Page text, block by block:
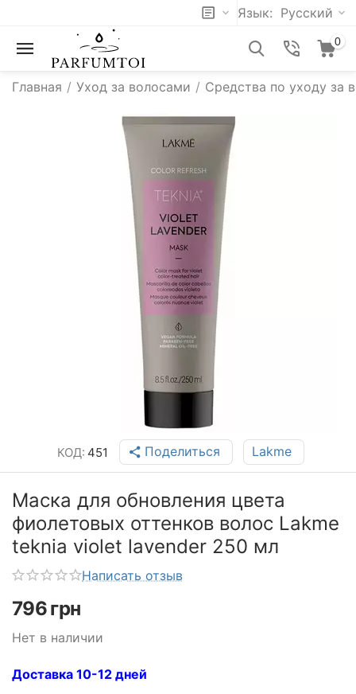
Язык: Русский
0
Главная / Уход за волосами / Средства по уходу за
КОД: 451 Поделиться Lakme
Маска для обновления цвета
фиолетовых оттенков волос Lakme
teknia violet lavender 250 мл
Написать отзыв
796грн
Нет в наличии
Доставка 10-12 дней